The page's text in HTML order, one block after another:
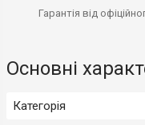
Гарантія від
Основні
Категорія